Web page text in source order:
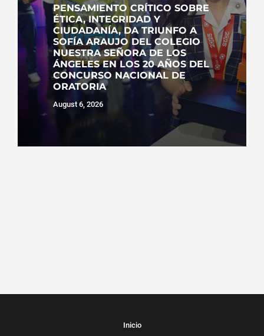
PENSAMIENTO CRÍTICO SOBRE
ÉTICA, INTEGRIDAD Y
CIUDADANÍA, DA TRIUNFO A
SOFÍA ARAUJO DEL COLEGIO
NUESTRA SEÑORA DE LOS
ÁNGELES EN LOS 20 AÑOS DEL
CONCURSO NACIONAL DE
ORATORIA
August 6, 2026
Inicio